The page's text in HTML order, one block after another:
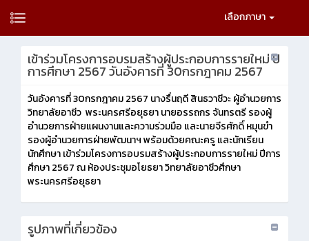
เลือกภาษา
เข้าร่วมโครงการอบรมสร้างผู้ประกอบการรายใหม่ ปี
การศึกษา 2567 วันอังคารที่ 30กรกฎาคม 2567
วันอังคารที่ 30กรกฎาคม 2567 นางรื่นฤดี สินธวาชีวะ ผู้อำนวยการ
วิทยาลัยอาชีว พระนครศรีอยุธยา นายอรรถกร จันทรตรี รองผู้
อำนวยการฝ่ายแผนงานและความร่วมมือ และนายจีรศักดิ์ หมุนขำ
รองผู้อำนวยการฝ่ายพัฒนาฯ พร้อมด้วยคณะครู และนักเรียน
นักศึกษา เข้าร่วมโครงการอบรมสร้างผู้ประกอบการรายใหม่ ปีการ
ศึกษา 2567 ณ ห้องประชุมอโยธยา วิทยาลัยอาชีวศึกษา
พระนครศรีอยุธยา
รูปภาพที่เกี่ยวข้อง